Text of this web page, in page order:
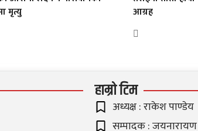
मृत्यु
आग्रह
हाम्रो टिम
अध्यक्ष : राकेश पाण्डेय
सम्पादक : जयनारायण